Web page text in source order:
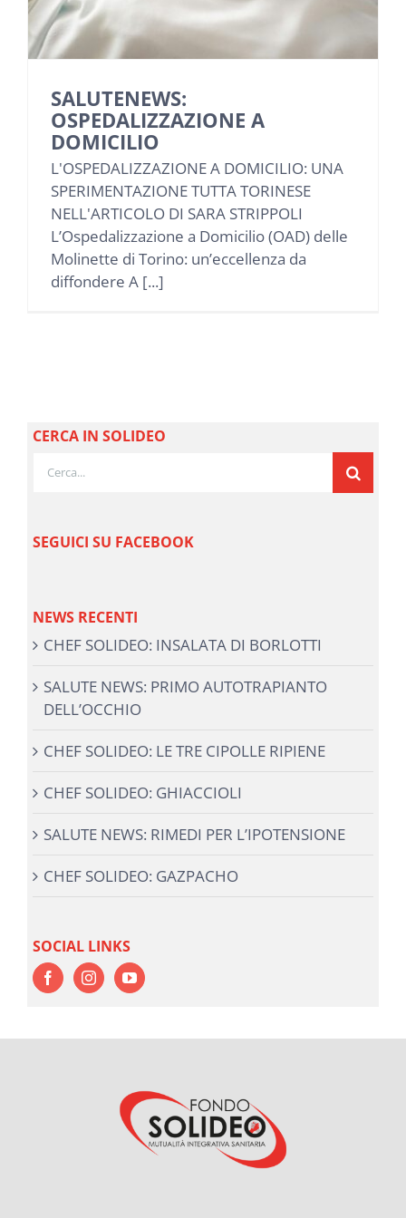
NEWS
CONTATTI
AREA RISERVATA BENEFICIARI
AREA RISERVATA AZIENDE
SALUTENEWS:
OSPEDALIZZAZIONE A
DOMICILIO
L'OSPEDALIZZAZIONE A DOMICILIO: UNA
SPERIMENTAZIONE TUTTA TORINESE
NELL'ARTICOLO DI SARA STRIPPOLI
L’Ospedalizzazione a Domicilio (OAD) delle
Molinette di Torino: un’eccellenza da
diffondere A [...]
CERCA IN SOLIDEO
SEGUICI SU FACEBOOK
NEWS RECENTI
CHEF SOLIDEO: INSALATA DI BORLOTTI
SALUTE NEWS: PRIMO AUTOTRAPIANTO
DELL’OCCHIO
CHEF SOLIDEO: LE TRE CIPOLLE RIPIENE
CHEF SOLIDEO: GHIACCIOLI
SALUTE NEWS: RIMEDI PER L’IPOTENSIONE
CHEF SOLIDEO: GAZPACHO
SOCIAL LINKS